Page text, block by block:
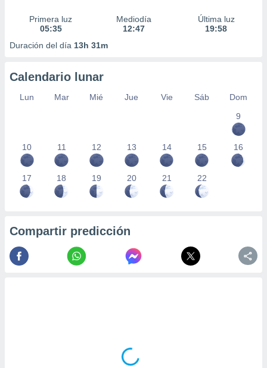
Primera luz
05:35
Mediodía
12:47
Última luz
19:58
Duración del día 13h 31m
Calendario lunar
Lun Mar Mié Jue Vie Sáb
Dom
9
10 11 12 13 14 15 16
17 18 19 20 21 22
Compartir predicción